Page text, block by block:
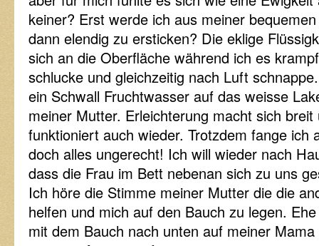
keiner? Erst werde ich aus meiner
dann elendig zu ersticken? Die eklige
sich an die Oberfläche während ich es
schlucke und gleichzeitig nach Luft
ein Schwall Fruchtwasser auf das weisse
meiner Mutter. Erleichterung macht sich
funktioniert auch wieder. Trotzdem fange ich
doch alles ungerecht! Ich will wieder nach
dass die Frau im Bett nebenan sich zu uns
Ich höre die Stimme meiner Mutter die die
helfen und mich auf den Bauch zu legen.
mit dem Bauch nach unten auf meiner